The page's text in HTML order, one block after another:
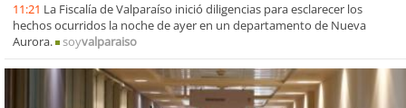
11:21 La Fiscalía de Valparaíso inició diligencias para esclarecer los
hechos ocurridos la noche de ayer en un departamento de Nueva
Aurora.
soyvalparaiso